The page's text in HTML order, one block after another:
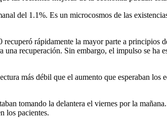
del 1.1%. Es un microcosmos de las
rápidamente la mayor parte a principios
recuperación. Sin embargo, el impulso se ha
más débil que el aumento que esperaban los
tomando la delantera el viernes por la
los pacientes.